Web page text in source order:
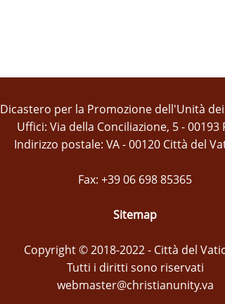
Dicastero per la Promozione dell'Unità
Uffici: Via della Conciliazione, 5 - 00193
Indirizzo postale: VA - 00120 Città del
Fax: +39 06 698 85365
Sitemap
Copyright © 2018-2022 - Città del
Tutti i diritti sono riservati
webmaster@christianunity.va